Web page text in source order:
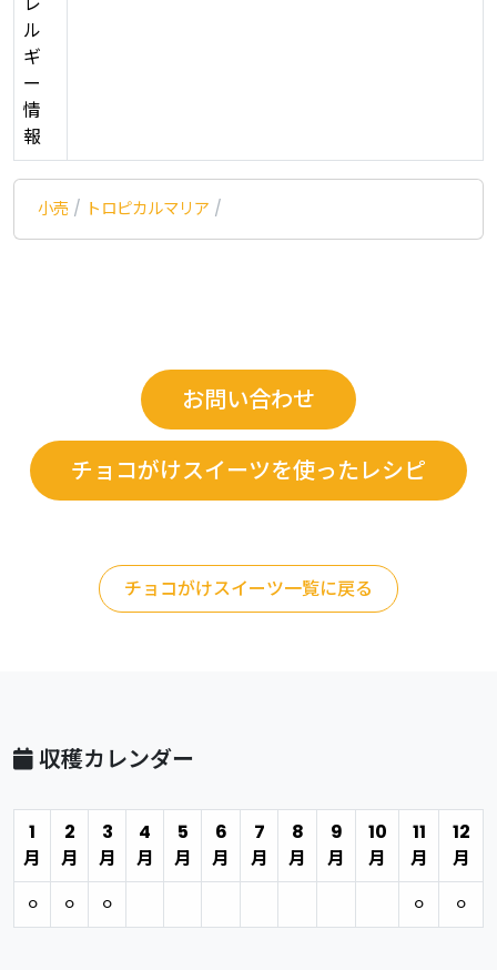
ル
ギ
ー
情
報
小売 / トロピカルマリア /
お問い合わせ
チョコがけスイーツを使ったレシピ
チョコがけスイーツ一覧に戻る
収穫カレンダー
1
月
2
月
3
月
4
月
5
月
6
月
7
月
8
月
9
月
10
月
11
月
12
月
⚪︎
⚪︎ ⚪︎ ⚪︎ ⚪︎